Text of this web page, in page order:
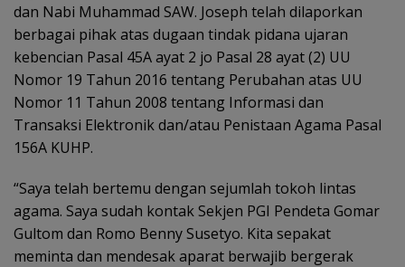
dan Nabi Muhammad SAW. Joseph telah dilaporkan
berbagai pihak atas dugaan tindak pidana ujaran
kebencian Pasal 45A ayat 2 jo Pasal 28 ayat (2) UU
Nomor 19 Tahun 2016 tentang Perubahan atas UU
Nomor 11 Tahun 2008 tentang Informasi dan
Transaksi Elektronik dan/atau Penistaan Agama Pasal
156A KUHP.
“Saya telah bertemu dengan sejumlah tokoh lintas
agama. Saya sudah kontak Sekjen PGI Pendeta Gomar
Gultom dan Romo Benny Susetyo. Kita sepakat
meminta dan mendesak aparat berwajib bergerak